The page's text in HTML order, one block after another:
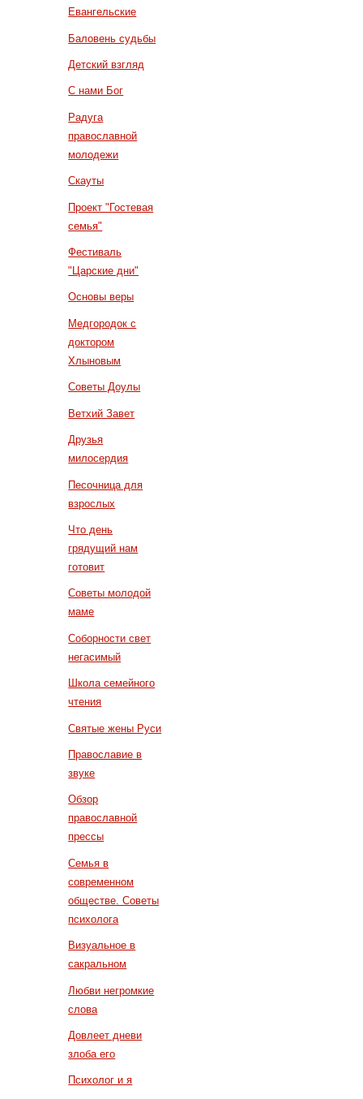
Евангельские
Баловень судьбы
Детский взгляд
С нами Бог
Радуга
православной
молодежи
Скауты
Проект "Гостевая
семья"
Фестиваль
"Царские дни"
Основы веры
Медгородок с
доктором
Хлыновым
Советы Доулы
Ветхий Завет
Друзья
милосердия
Песочница для
взрослых
Что день
грядущий нам
готовит
Советы молодой
маме
Соборности свет
негасимый
Школа семейного
чтения
Святые жены Руси
Православие в
звуке
Обзор
православной
прессы
Семья в
современном
обществе. Советы
психолога
Визуальное в
сакральном
Любви негромкие
слова
Довлеет дневи
злоба его
Психолог и я